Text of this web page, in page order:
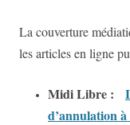
La couverture
les articles en ligne
Midi Libre :
d’annulation